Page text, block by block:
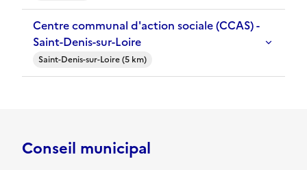
Centre communal d'action sociale (CCAS) -
Saint-Denis-sur-Loire
Saint-Denis-sur-Loire (5 km)
Conseil municipal